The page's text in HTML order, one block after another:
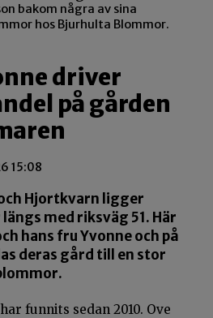
bakom några av sina
hos Bjurhulta Blommor.
driver
på gården
15:08
Hjortkvarn ligger
med riksväg 51. Här
hans fru Yvonne och på
deras gård till en stor
funnits sedan 2010. Ove